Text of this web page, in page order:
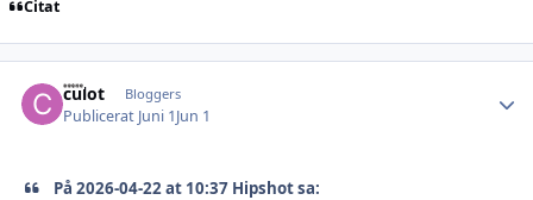
Citat
culot Bloggers
Publicerat Juni 1Jun 1
På 2026-04-22 at 10:37 Hipshot sa: